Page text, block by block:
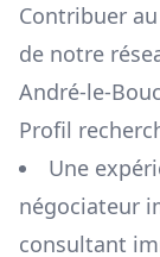
Contribuer
de notre
André-le-
Profil
Une
négociateur
consultant